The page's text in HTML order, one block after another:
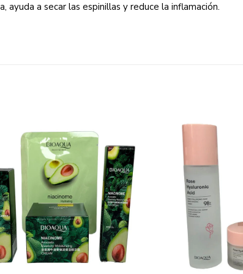
ayuda a secar las espinillas y reduce la inflamación.